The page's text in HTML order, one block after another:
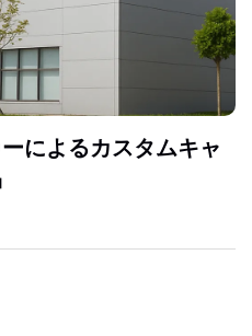
によるカスタムキャ